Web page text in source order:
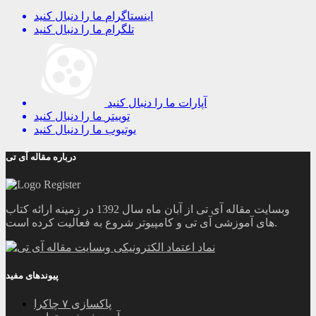
اینستاگرام ما را دنبال کنید
تلگرام ما را دنبال کنید
آپارات ما را دنبال کنید
توییتر ما را دنبال کنید
یوتیوب ما را دنبال کنید
درباره مقاله آی تی
وبسایت مقاله آی تی از آبان ماه سال 1392 در زمینه ارائه کتاب
های آموزشی آی تی و کامپیوتر شروع به فعالیت کرده است.
پیوندهای مفید
پاکسازی ۷ چاکرا